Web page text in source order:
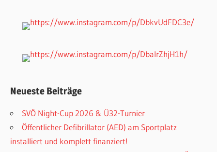
Neueste Beiträge
SVÖ Night-Cup 2026 & Ü32-Turnier
Öffentlicher Defibrillator (AED) am Sportplatz
installiert und komplett finanziert!